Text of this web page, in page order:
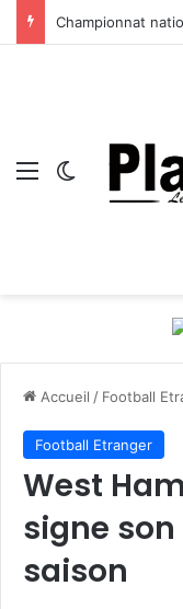
Menu Switch skin
Accueil / Football
Football Etranger
West
signe
saison